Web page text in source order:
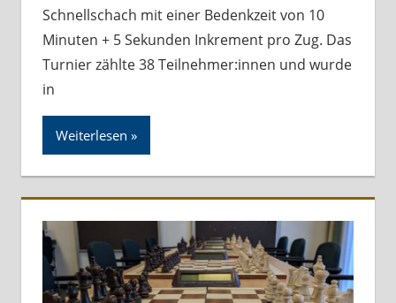
Schnellschach mit einer Bedenkzeit von 10
Minuten + 5 Sekunden Inkrement pro Zug. Das
Turnier zählte 38 Teilnehmer:innen und wurde
in
Weiterlesen